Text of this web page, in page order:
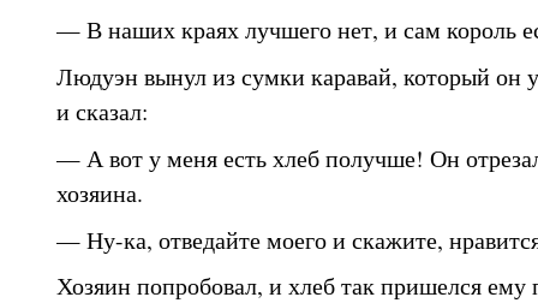
— В наших краях лучшего нет, и сам король
Людуэн вынул из сумки каравай, который он
и сказал:
— А вот у меня есть хлеб получше! Он
хозяина.
— Ну-ка, отведайте моего и скажите,
Хозяин попробовал, и хлеб так пришелся ему